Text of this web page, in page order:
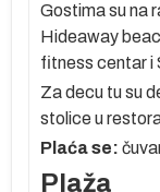
Gostima su na
Hideaway
fitness centar i
Za decu tu su
stolice u
Plaća se:
Plaža